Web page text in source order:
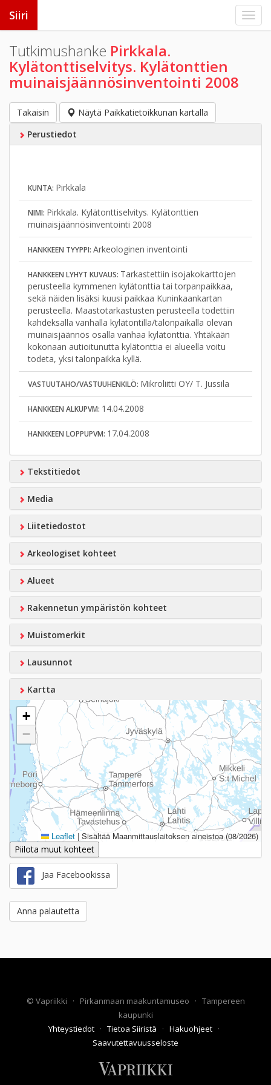
Siiri
Tutkimushanke Pirkkala.
Kylätonttiselvitys. Kylätonttien
muinaisjäännösinventointi 2008
Takaisin
Näytä Paikkatietoikkunan kartalla
Perustiedot
KUNTA: Pirkkala
NIMI: Pirkkala. Kylätonttiselvitys. Kylätonttien
muinaisjäännösinventointi 2008
HANKKEEN TYYPPI: Arkeologinen inventointi
HANKKEEN LYHYT KUVAUS: Tarkastettiin isojakokarttojen
perusteella kymmenen kylätonttia tai torpanpaikkaa,
sekä näiden lisäksi kuusi paikkaa Kuninkaankartan
perusteella. Maastotarkastusten perusteella todettiin
kahdeksalla vanhalla kylätontilla/talonpaikalla olevan
muinaisjäännös osalla vanhaa kylätonttia. Yhtäkään
kokonaan autioitunutta kylätonttia ei alueella voitu
todeta, yksi talonpaikka kyllä.
VASTUUTAHO/VASTUUHENKILÖ: Mikroliitti OY/ T. Jussila
HANKKEEN ALKUPVM: 14.04.2008
HANKKEEN LOPPUPVM: 17.04.2008
Tekstitiedot
Media
Liitetiedostot
Arkeologiset kohteet
Alueet
Rakennetun ympäristön kohteet
Muistomerkit
Lausunnot
Kartta
+
−
Leaflet | Sisältää Maanmittauslaitoksen aineistoa (08/2026)
Piilota muut kohteet
Jaa Facebookissa
Anna palautetta
© Vapriikki · Pirkanmaan maakuntamuseo · Tampereen
kaupunki
Yhteystiedot · Tietoa Siiristä · Hakuohjeet ·
Saavutettavuusseloste